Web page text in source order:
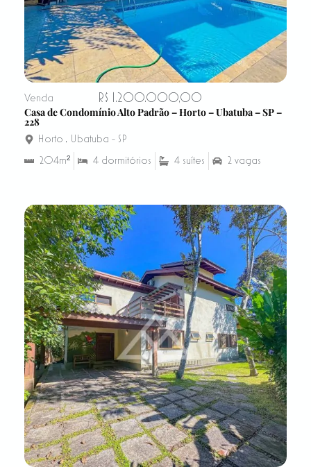
Venda
R$ 1.200.000,00
Casa de Condomínio Alto Padrão – Horto – Ubatuba – SP –
228
Horto , Ubatuba - SP
204m²
4 dormitórios 4 suítes 2 vagas